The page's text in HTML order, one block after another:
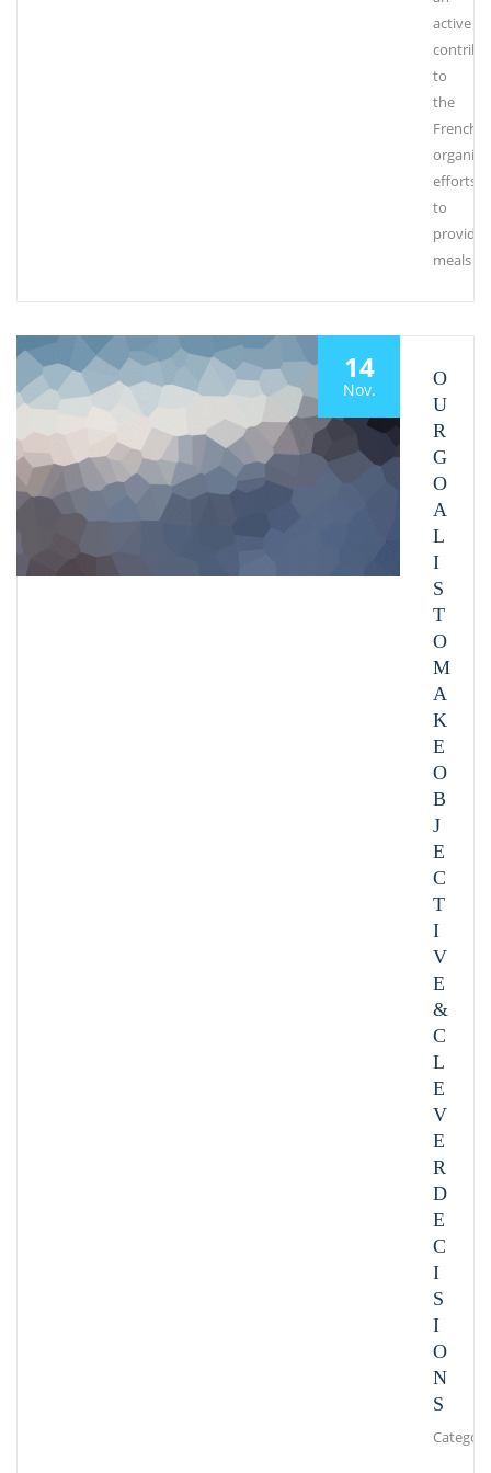
active
to
the
French
efforts
to
provide
meals
14
Nov.
O
U
R
G
O
A
L
I
S
T
O
M
A
K
E
O
B
J
E
C
T
I
V
E
&
C
L
E
V
E
R
D
E
C
I
S
I
O
N
S